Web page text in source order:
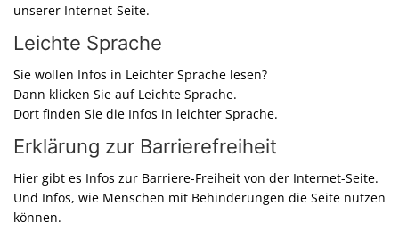
unserer Internet-Seite.
Leichte Sprache
Sie wollen Infos in Leichter Sprache lesen?
Dann klicken Sie auf Leichte Sprache.
Dort finden Sie die Infos in leichter Sprache.
Erklärung zur Barrierefreiheit
Hier gibt es Infos zur Barriere-Freiheit von der Internet-Seite.
Und Infos, wie Menschen mit Behinderungen die Seite nutzen
können.